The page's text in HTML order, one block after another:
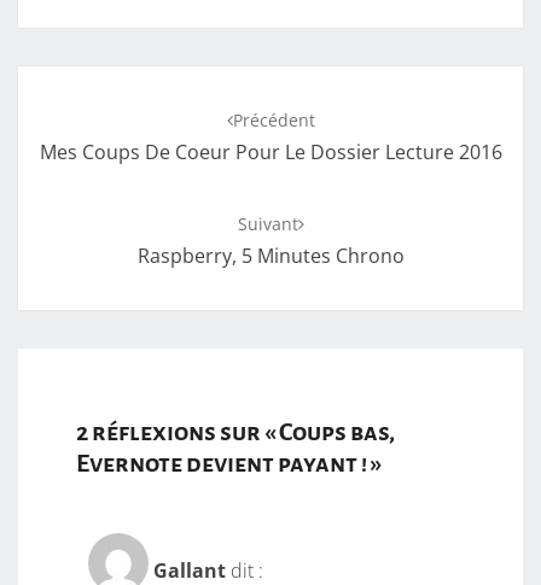
d'article
Précédent
Mes Coups De Coeur Pour Le Dossier Lecture 2016
Suivant
Raspberry, 5 Minutes Chrono
2 réflexions sur «Coups bas,
Evernote devient payant !»
Gallant dit :